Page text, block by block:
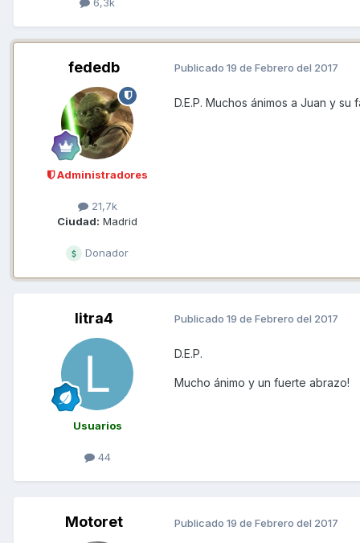
fededb
Administradores
21,7k
Ciudad: Madrid
Donador
Publicado 19 de Febrero del 2017
D.E.P. Muchos ánimos a Juan y su
litra4
Usuarios
44
Publicado 19 de Febrero del 2017
D.E.P.
Mucho ánimo y un fuerte abrazo!
Motoret Publicado 19 de Febrero del 2017